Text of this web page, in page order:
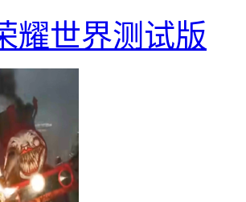
耀世界测试版